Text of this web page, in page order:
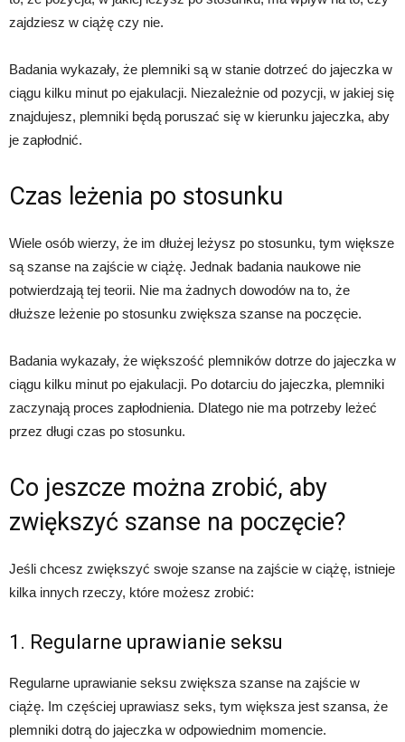
zajdziesz w ciążę czy nie.
Badania wykazały, że plemniki są w stanie dotrzeć do jajeczka w
ciągu kilku minut po ejakulacji. Niezależnie od pozycji, w jakiej się
znajdujesz, plemniki będą poruszać się w kierunku jajeczka, aby
je zapłodnić.
Czas leżenia po stosunku
Wiele osób wierzy, że im dłużej leżysz po stosunku, tym większe
są szanse na zajście w ciążę. Jednak badania naukowe nie
potwierdzają tej teorii. Nie ma żadnych dowodów na to, że
dłuższe leżenie po stosunku zwiększa szanse na poczęcie.
Badania wykazały, że większość plemników dotrze do jajeczka w
ciągu kilku minut po ejakulacji. Po dotarciu do jajeczka, plemniki
zaczynają proces zapłodnienia. Dlatego nie ma potrzeby leżeć
przez długi czas po stosunku.
Co jeszcze można zrobić, aby
zwiększyć szanse na poczęcie?
Jeśli chcesz zwiększyć swoje szanse na zajście w ciążę, istnieje
kilka innych rzeczy, które możesz zrobić:
1. Regularne uprawianie seksu
Regularne uprawianie seksu zwiększa szanse na zajście w
ciążę. Im częściej uprawiasz seks, tym większa jest szansa, że
plemniki dotrą do jajeczka w odpowiednim momencie.